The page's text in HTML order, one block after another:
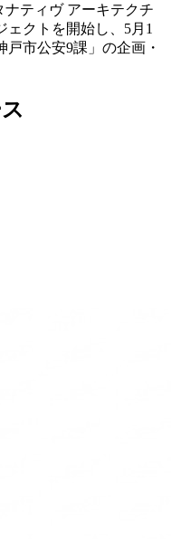
ティヴ アーキテクチ
ェクトを開始し、5月1
市公安9課」の企画・